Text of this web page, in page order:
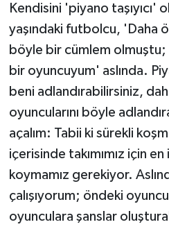
Kendisini 'piyano taşıyıcı'
yaşındaki futbolcu, 'Daha
böyle bir cümlem olmuştu;
bir oyuncuyum' aslında.
beni adlandırabilirsiniz,
oyuncularını böyle
açalım: Tabii ki sürekli
içerisinde takımımız için
koymamız gerekiyor.
çalışıyorum; öndeki
oyunculara şanslar